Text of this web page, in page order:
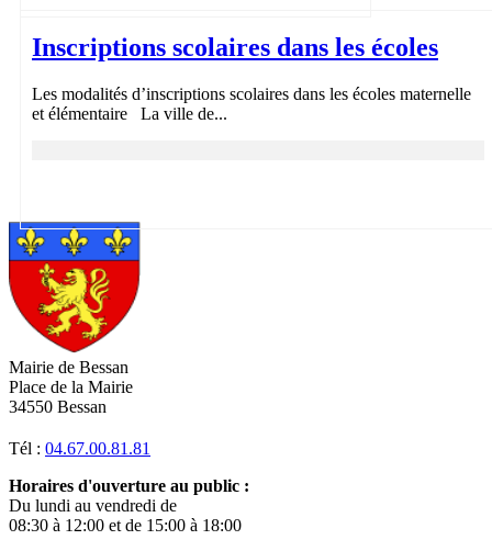
Inscriptions scolaires dans les écoles
Les modalités d’inscriptions scolaires dans les écoles maternelle
et élémentaire La ville de...
Mairie de Bessan
Place de la Mairie
34550 Bessan
Tél : 04.67.00.81.81
Horaires d'ouverture au public :
Du lundi au vendredi de
08:30 à 12:00 et de 15:00 à 18:00